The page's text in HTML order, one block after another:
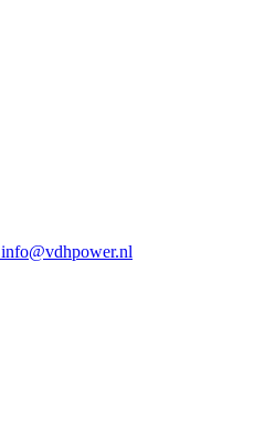
info@vdhpower.nl